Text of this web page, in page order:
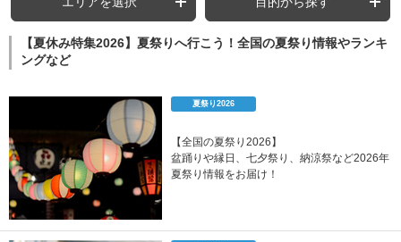
【夏休み特集2026】夏祭りへ行こう！全国の夏祭り情報やランキ
ングなど
夏祭り2026
【全国の夏祭り2026】
盆踊りや縁日、七夕祭り、納涼祭など2026年
夏祭り情報をお届け！